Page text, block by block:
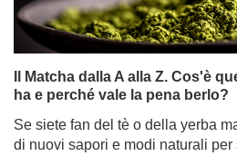
Il Matcha dalla A alla Z. Cos'è
ha e perché vale la pena berlo?
Se siete fan del tè o della yerba
di nuovi sapori e modi naturali per